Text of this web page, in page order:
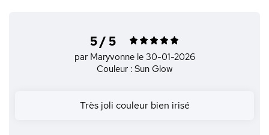
5 / 5
par Maryvonne le 30-01-2026
Couleur : Sun Glow
Très joli couleur bien irisé